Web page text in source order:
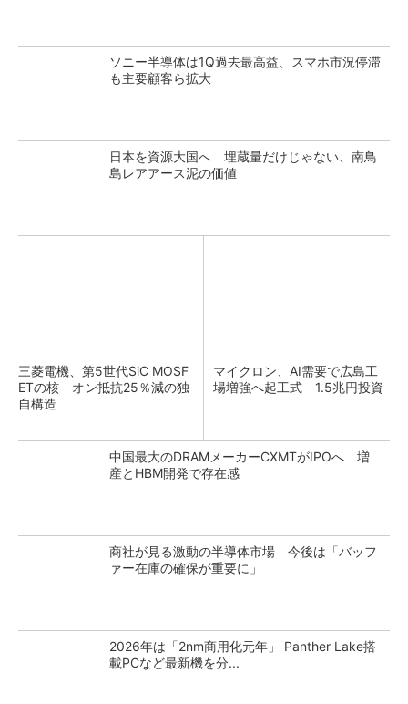
ソニー半導体は1Q過去最高益、スマホ市況停滞
も主要顧客ら拡大
日本を資源大国へ 埋蔵量だけじゃない、南鳥
島レアアース泥の価値
三菱電機、第5世代SiC MOSF
ETの核 オン抵抗25％減の独
自構造
マイクロン、AI需要で広島工
場増強へ起工式 1.5兆円投資
中国最大のDRAMメーカーCXMTがIPOへ 増
産とHBM開発で存在感
商社が見る激動の半導体市場 今後は「バッフ
ァー在庫の確保が重要に」
2026年は「2nm商用化元年」 Panther Lake搭
載PCなど最新機を分...